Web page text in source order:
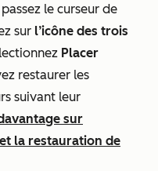
le curseur de
sur l’icône des trois
Placer
restaurer les
suivant leur
sur
la restauration de